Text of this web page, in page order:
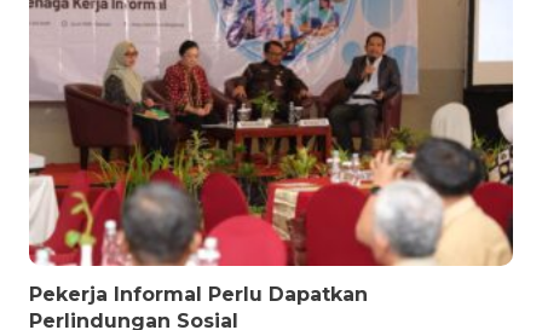
Pekerja Informal Perlu Dapatkan
Perlindungan Sosial